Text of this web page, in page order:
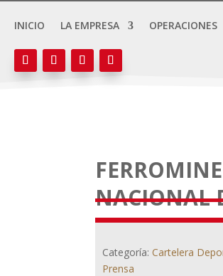
INICIO LA EMPRESA OPERACIONES
NACIONAL
Categoría: Cartelera
Prensa